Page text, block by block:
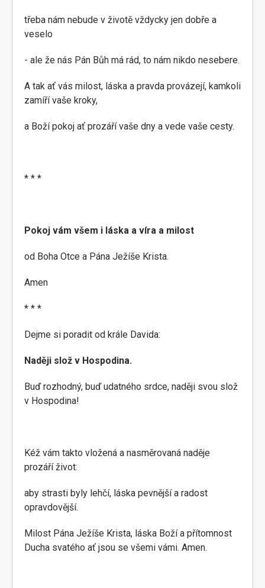
třeba nám nebude v životě vždycky jen dobře a
veselo
- ale že nás Pán Bůh má rád, to nám nikdo nesebere.
A tak ať vás milost, láska a pravda provázejí, kamkoli
zamíří vaše kroky,
a Boží pokoj ať prozáří vaše dny a vede vaše cesty.
* * *
Pokoj vám všem i láska a víra a milost
od Boha Otce a Pána Ježíše Krista.
Amen
* * *
Dejme si poradit od krále Davida:
Naději slož v Hospodina.
Buď rozhodný, buď udatného srdce, naději svou slož
v Hospodina!
Kéž vám takto vložená a nasměrovaná naděje
prozáří život:
aby strasti byly lehčí, láska pevnější a radost
opravdovější.
Milost Pána Ježíše Krista, láska Boží a přítomnost
Ducha svatého ať jsou se všemi vámi. Amen.